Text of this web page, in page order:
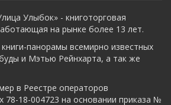
Улыбок» - книготорговая
на рынке более 13 лет.
панорамы всемирно известных
и Мэтью Рейнхарта, а так же
в Реестре операторов
78-18-004723 на основании приказа №